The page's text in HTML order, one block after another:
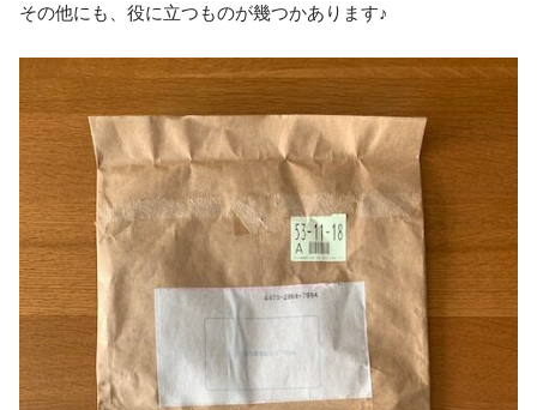
その他にも、役に立つものが幾つかあります♪